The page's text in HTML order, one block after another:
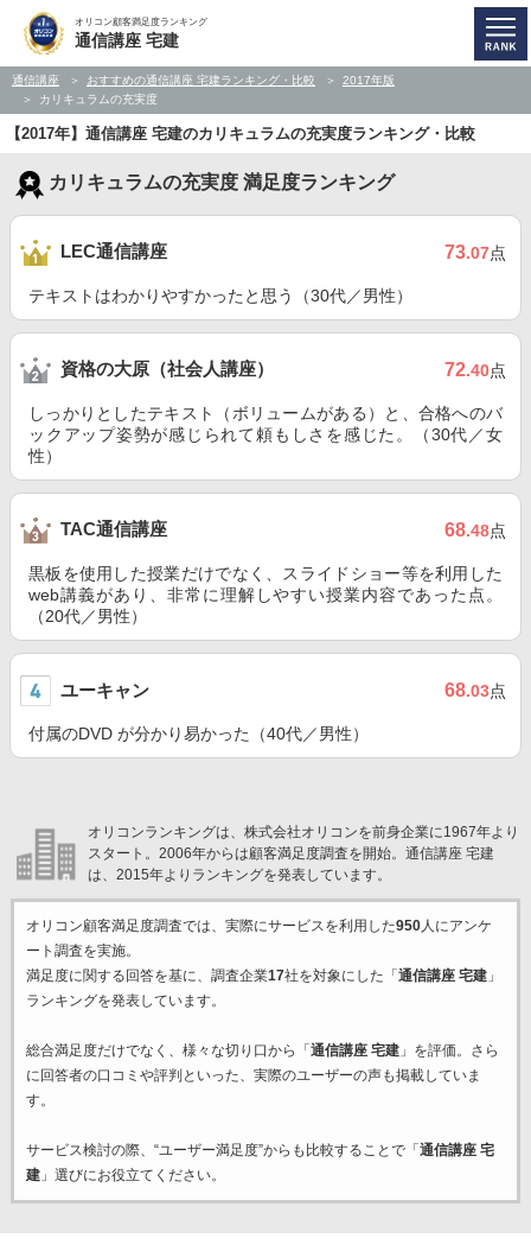
オリコン顧客満足度ランキング
通信講座 宅建
通信講座 おすすめの通信講座 宅建ランキング・比較
2017年版
カリキュラムの充実度
【2017年】通信講座 宅建のカリキュラムの充実度ランキング・比較
カリキュラムの充実度 満足度ランキング
LEC通信講座 73.07点
テキストはわかりやすかったと思う（30代／男性）
資格の大原（社会人講座） 72.40点
しっかりとしたテキスト（ボリュームがある）と、合格へのバ
ックアップ姿勢が感じられて頼もしさを感じた。（30代／女
性）
TAC通信講座 68.48点
黒板を使用した授業だけでなく、スライドショー等を利用した
web講義があり、非常に理解しやすい授業内容であった点。
（20代／男性）
ユーキャン 68.03点
付属のDVD が分かり易かった（40代／男性）
オリコンランキングは、株式会社オリコンを前身企業に1967年より
スタート。2006年からは顧客満足度調査を開始。通信講座 宅建
は、2015年よりランキングを発表しています。
オリコン顧客満足度調査では、実際にサービスを利用した950人にアンケ
ート調査を実施。
満足度に関する回答を基に、調査企業17社を対象にした「 通信講座 宅建」
ランキングを発表しています。
総合満足度だけでなく、様々な切り口から「 通信講座 宅建」を評価。さら
に回答者の口コミや評判といった、実際のユーザーの声も掲載していま
す。
サービス検討の際、“ユーザー満足度”からも比較することで「 通信講座 宅
建」選びにお役立てください。